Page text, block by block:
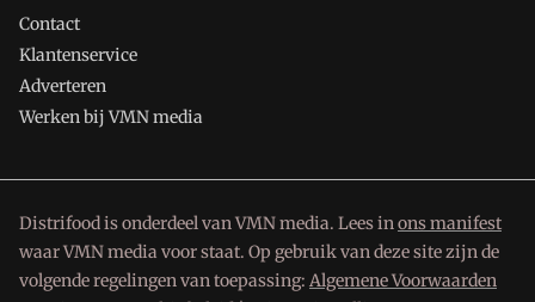
Contact
Klantenservice
Adverteren
Werken bij VMN media
Distrifood is onderdeel van VMN media. Lees inons manifest
waar VMN media voor staat. Op gebruik van deze site zijn de
volgende regelingen van toepassing: Algemene Voorwaarden